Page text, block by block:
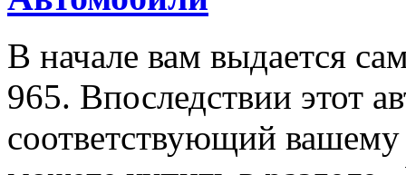
В начале вам выдается
965. Впоследствии этот
соответствующий